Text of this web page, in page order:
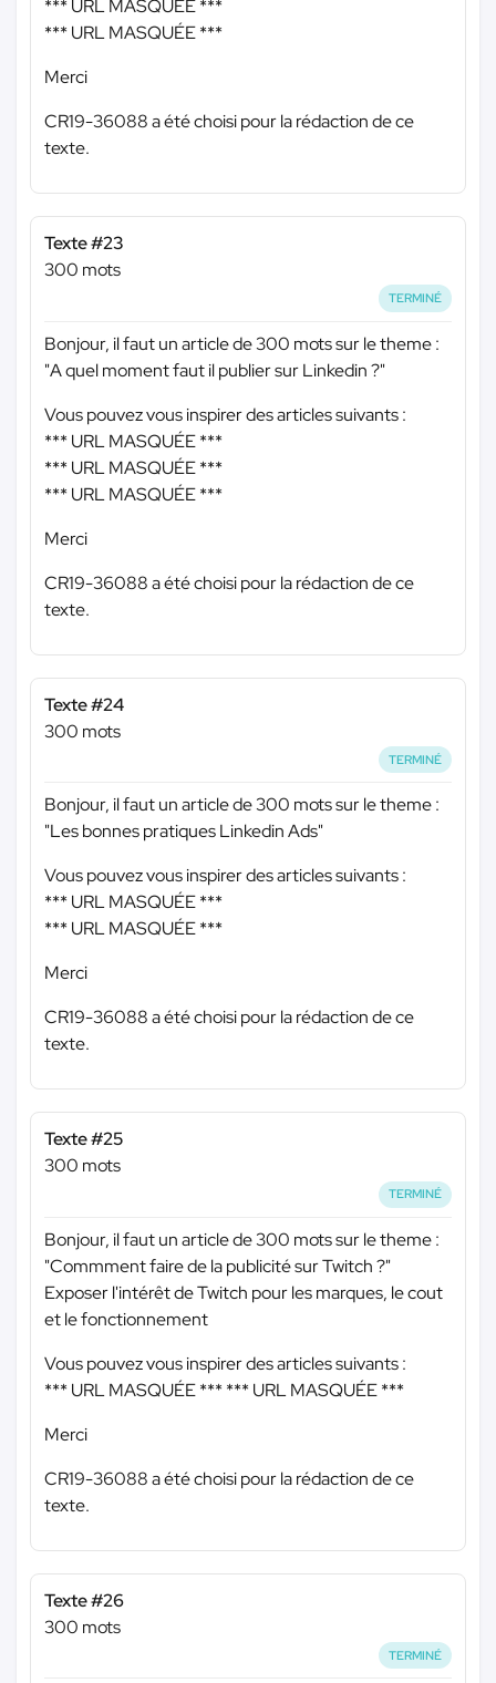
*** URL MASQUÉE ***
*** URL MASQUÉE ***
Merci
CR19-36088 a été choisi pour la rédaction de ce
texte.
Texte #23
300 mots
TERMINÉ
Bonjour, il faut un article de 300 mots sur le theme :
"A quel moment faut il publier sur Linkedin ?"
Vous pouvez vous inspirer des articles suivants :
*** URL MASQUÉE ***
*** URL MASQUÉE ***
*** URL MASQUÉE ***
Merci
CR19-36088 a été choisi pour la rédaction de ce
texte.
Texte #24
300 mots
TERMINÉ
Bonjour, il faut un article de 300 mots sur le theme :
"Les bonnes pratiques Linkedin Ads"
Vous pouvez vous inspirer des articles suivants :
*** URL MASQUÉE ***
*** URL MASQUÉE ***
Merci
CR19-36088 a été choisi pour la rédaction de ce
texte.
Texte #25
300 mots
TERMINÉ
Bonjour, il faut un article de 300 mots sur le theme :
"Commment faire de la publicité sur Twitch ?"
Exposer l'intérêt de Twitch pour les marques, le cout
et le fonctionnement
Vous pouvez vous inspirer des articles suivants :
*** URL MASQUÉE *** *** URL MASQUÉE ***
Merci
CR19-36088 a été choisi pour la rédaction de ce
texte.
Texte #26
300 mots
TERMINÉ